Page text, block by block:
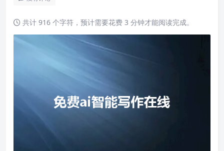
共计 916 个字符，预计需要花费 3 分钟才能阅读完成。